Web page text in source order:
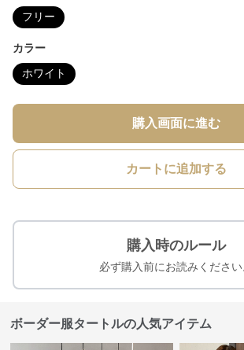
フリー
カラー
ホワイト
購入画面に進む
カートに追加する
購入時のルール
必ず購入前にお読みください
ボーダー服タートルの人気アイテム